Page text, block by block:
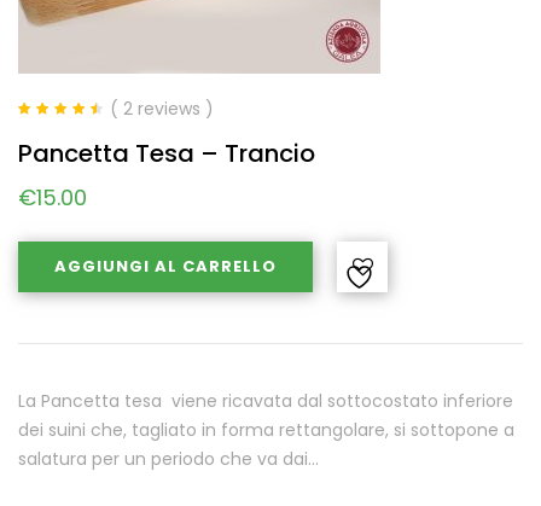
su 5
( 2 reviews )
Pancetta Tesa – Trancio
€15.00
AGGIUNGI AL CARRELLO
La Pancetta tesa viene ricavata dal sottocostato inferiore
dei suini che, tagliato in forma rettangolare, si sottopone a
salatura per un periodo che va dai…